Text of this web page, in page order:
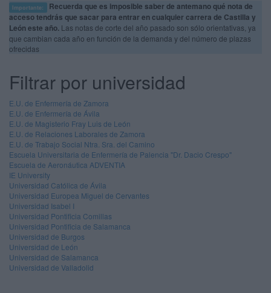
Importante:
Recuerda que es imposible saber de antemano qué nota de
acceso tendrás que sacar para entrar en cualquier carrera de Castilla y
León este año. Las notas de corte del año pasado son sólo orientativas, ya
que cambian cada año en función de la demanda y del número de plazas
ofrecidas
Filtrar por universidad
E.U. de Enfermería de Zamora
E.U. de Enfermería de Ávila
E.U. de Magisterio Fray Luis de León
E.U. de Relaciones Laborales de Zamora
E.U. de Trabajo Social Ntra. Sra. del Camino
Escuela Universitaria de Enfermería de Palencia "Dr. Dacio Crespo"
Escuela de Aeronáutica ADVENTIA
IE University
Universidad Católica de Ávila
Universidad Europea Miguel de Cervantes
Universidad Isabel I
Universidad Pontificia Comillas
Universidad Pontificia de Salamanca
Universidad de Burgos
Universidad de León
Universidad de Salamanca
Universidad de Valladolid